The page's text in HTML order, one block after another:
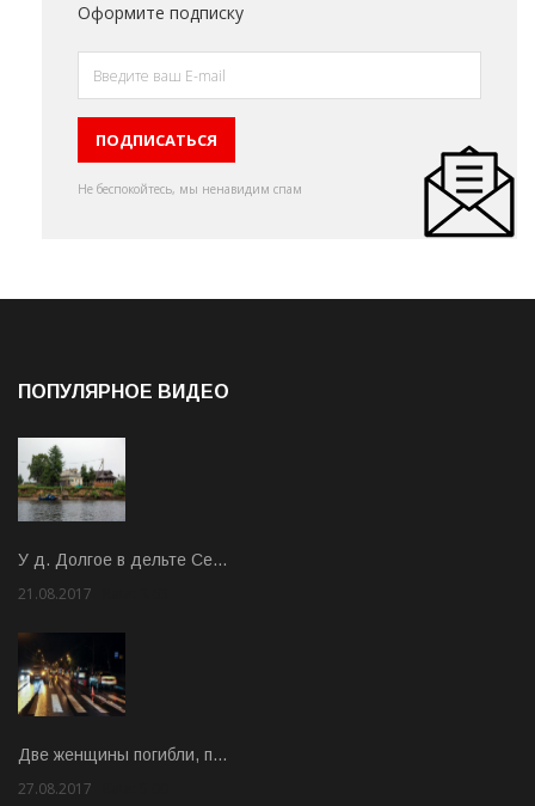
Оформите подписку
Не беспокойтесь, мы ненавидим спам
ПОПУЛЯРНОЕ ВИДЕО
У д. Долгое в дельте Се…
21.08.2017
Две женщины погибли, п…
27.08.2017